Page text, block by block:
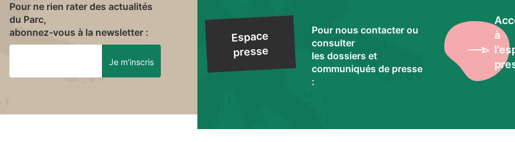
Pour ne rien rater des actualités
du Parc,
abonnez-vous à la newsletter :
Espace
presse
Pour nous contacter ou
consulter
les dossiers et
communiqués de presse
:
à